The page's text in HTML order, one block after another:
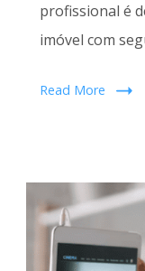
profissional é
imóvel com
Read More